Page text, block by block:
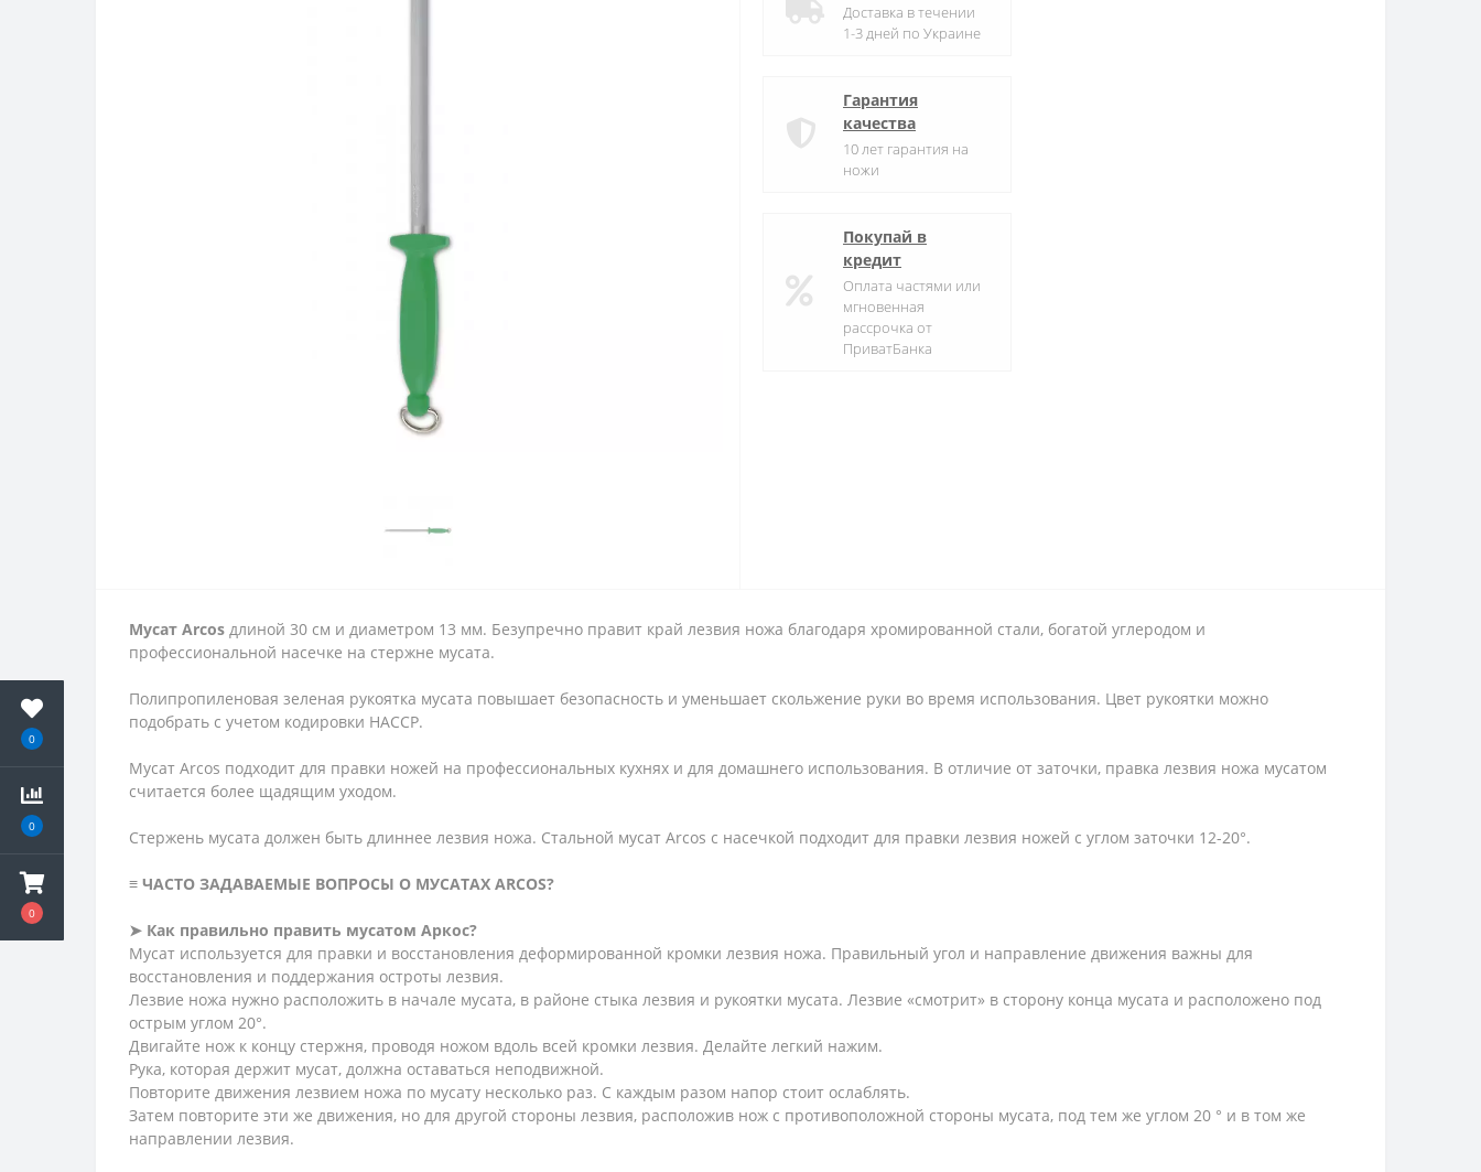
0
0
0
Доставка в течении
1-3 дней по Украине
Гарантия
качества
10 лет гарантия на
ножи
Покупай в
кредит
Оплата частями или
мгновенная
рассрочка от
ПриватБанка
Мусат Arcos длиной 30 см и диаметром 13 мм. Безупречно правит край лезвия ножа благодаря хромированной стали, богатой углеродом и
профессиональной насечке на стержне мусата.
Полипропиленовая зеленая рукоятка мусата повышает безопасность и уменьшает скольжение руки во время использования. Цвет рукоятки можно
подобрать с учетом кодировки HACCP.
Мусат Arcos подходит для правки ножей на профессиональных кухнях и для домашнего использования. В отличие от заточки, правка лезвия ножа мусатом
считается более щадящим уходом.
Стержень мусата должен быть длиннее лезвия ножа. Стальной мусат Arcos с насечкой подходит для правки лезвия ножей с углом заточки 12-20°.
≡ ЧАСТО ЗАДАВАЕМЫЕ ВОПРОСЫ О МУСАТАХ ARCOS?
➤ Как правильно править мусатом Аркос?
Мусат используется для правки и восстановления деформированной кромки лезвия ножа. Правильный угол и направление движения важны для
восстановления и поддержания остроты лезвия.
Лезвие ножа нужно расположить в начале мусата, в районе стыка лезвия и рукоятки мусата. Лезвие «смотрит» в сторону конца мусата и расположено под
острым углом 20°.
Двигайте нож к концу стержня, проводя ножом вдоль всей кромки лезвия. Делайте легкий нажим.
Рука, которая держит мусат, должна оставаться неподвижной.
Повторите движения лезвием ножа по мусату несколько раз. С каждым разом напор стоит ослаблять.
Затем повторите эти же движения, но для другой стороны лезвия, расположив нож с противоположной стороны мусата, под тем же углом 20 ° и в том же
направлении лезвия.